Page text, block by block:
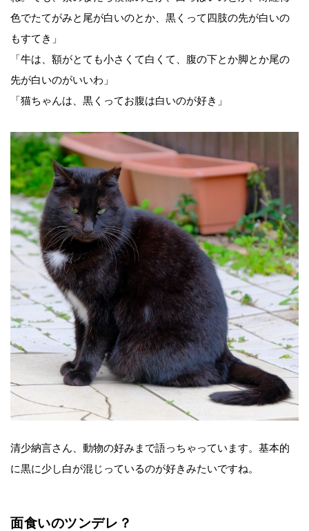
色でたてがみと尾が白いのとか、黒くって四肢の先が白いの
もすてき」
「牛は、額がとても小さくて白くて、腹の下とか脚とか尾の
先が白いのがいいわ」
「猫ちゃんは、黒くってお腹は白いのが好き」
清少納言さん、動物の好みまで語っちゃっています。基本的
に黒に少し白が混じっているのが好きみたいですね。
面食いのツンデレ？